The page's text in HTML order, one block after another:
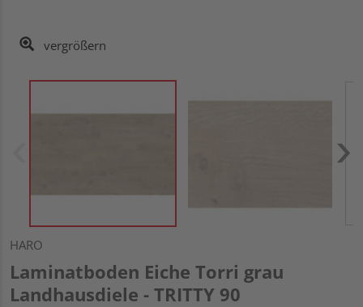
vergrößern
HARO
Laminatboden Eiche Torri grau
Landhausdiele - TRITTY 90